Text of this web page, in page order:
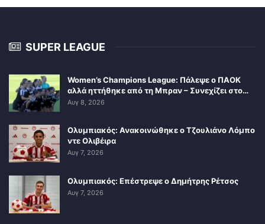
SUPER LEAGUE
Women’s Champions League: Πάλεψε ο ΠΑΟΚ
αλλά ηττήθηκε από τη Μπραν – Συνεχίζει στο…
Αυγ 8, 2026
Ολυμπιακός: Ανακοινώθηκε ο Τζουλιάνο Λόμπο
ντε Ολιβέιρα
Αυγ 7, 2026
Ολυμπιακός: Επέστρεψε ο Δημήτρης Ρέτσος
Αυγ 7, 2026